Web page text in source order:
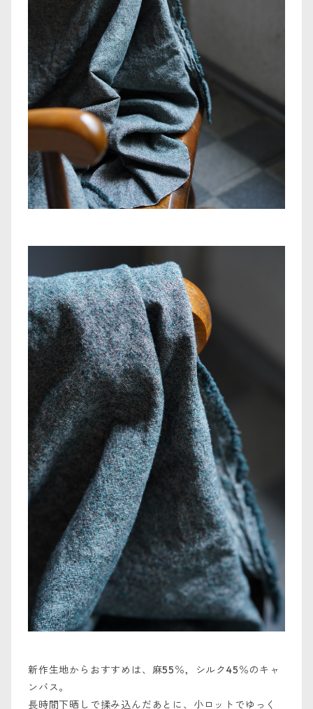
新作生地からおすすめは、麻55％，シルク45％のキャ
ンバス。
長時間下晒しで揉み込んだあとに、小ロットでゆっく